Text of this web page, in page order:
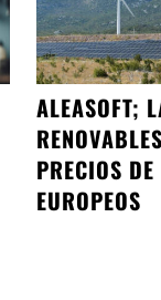
ALEASOFT;
PRECIOS
EUROPEOS